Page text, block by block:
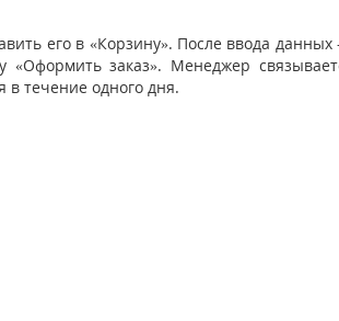
его в «Корзину». После ввода
заказ». Менеджер
в течение одного дня.